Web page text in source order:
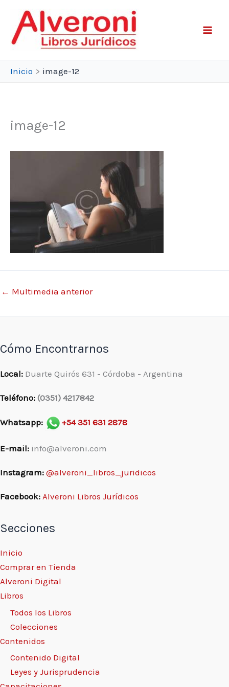
contenido
Inicio image-12
image-12
← Multimedia anterior
Cómo Encontrarnos
Local: Duarte Quirós 631 - Córdoba - Argentina
Teléfono: (0351) 4217842
Whatsapp: +54 351 631 2878
E-mail: info@alveroni.com
Instagram: @alveroni_libros_juridicos
Facebook: Alveroni Libros Jurídicos
Secciones
Inicio
Comprar en Tienda
Alveroni Digital
Libros
Todos los Libros
Colecciones
Contenidos
Contenido Digital
Leyes y Jurisprudencia